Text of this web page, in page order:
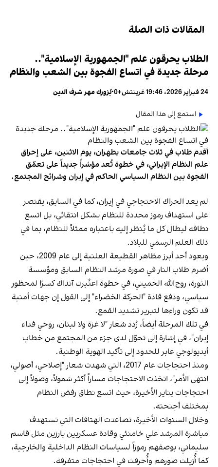
المقالات ذات الصلة
الطلاب يحرقون علم "الجمهورية الإسلامية"..
مرحلة جديدة في اتساع الفجوة بين الشعب والنظام
24 فبراير 2026، 19:46 غرينتش+0 •بُزورك مهر شرف الدين
استمع إلى هذا المقال
أقدم طلاب في ثلاث جامعات بطهران، يوم الاثنين، على إحراق
علم النظام الإيراني، في خطوة تُعد مؤشراً جديداً على تعمّق
الفجوة بين النظام السياسي الحاكم في إيران وشرائح المجتمع.
لم يعد الحراك الاحتجاجي في إيران، كما في السابق، يقتصر
على استهداف رموز محددة للنظام بشكل انتقائي، بل اتسع
نطاقه ليطال كل ما يُنظر إليه باعتباره ممثلاً للنظام، بما في
ذلك العلم الرسمي للبلاد.
ويعود أحد أبرز مظاهر القطيعة العلنية إلى عام 2009، حين
أضرم طلاب النار في صورة مرشد النظام السابق ومؤسسة
الثورة، روح‌الله الخميني، في خطوة اعتُبرت آنذاك كسرًا لمحظور
سياسي، ودفع قادة "الحركة الخضراء" إلى القول إن جهات أمنية
قد تكون وراءها لتبرير تشديد القمع.
في تلك المرحلة أيضاً، رُدد شعار "لا غزة ولا لبنان، روحي فداء
إيران"، في إشارة إلى تحوّل لدى جزء من المجتمع من خطاب
أيديولوجي عابر للحدود إلى تأكيد الهوية الوطنية.
ومنذ احتجاجات عام 2017، التي شهدت شعار "إصلاحي، أصولي،
انتهى الأمر"، اتخذت الاحتجاجات مساراً أكثر شمولاً، وصولاً إلى
احتجاجات يناير الأخيرة، حيث اتسع نطاق رفض النظام
بمختلف أجنحته.
وخلال السنوات الأخيرة، تصاعدت الهتافات التي تستهدف
مباشرة المرشد علي خامنئي وقادة عسكريين بارزين مثل قاسم
سليماني، بوصفهم رموزاً لسياسات النظام الداخلية والخارجية،
كما أُزيلت صورهم وأُحرقت في احتجاجات متفرقة.